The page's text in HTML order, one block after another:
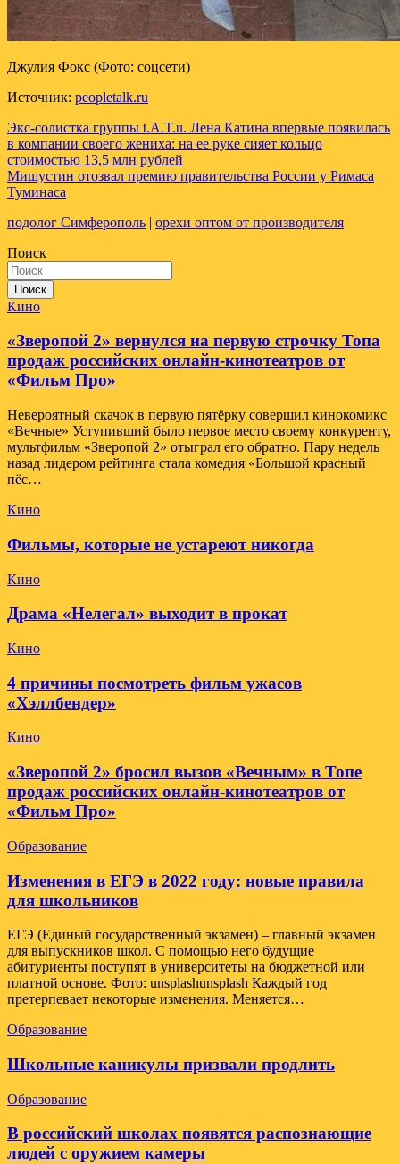
Джулия Фокс (Фото: соцсети)
Источник: peopletalk.ru
Навигация
по
записям
Экс-солистка группы t.А.T.u. Лена Катина впервые появилась
в компании своего жениха: на ее руке сияет кольцо
стоимостью 13,5 млн рублей
Мишустин отозвал премию правительства России у Римаса
Туминаса
подолог Симферополь | орехи оптом от производителя
Поиск
Поиск
Кино
«Зверопой 2» вернулся на первую строчку Топа
продаж российских онлайн-кинотеатров от
«Фильм Про»
Невероятный скачок в первую пятёрку совершил кинокомикс
«Вечные» Уступивший было первое место своему конкуренту,
мультфильм «Зверопой 2» отыграл его обратно. Пару недель
назад лидером рейтинга стала комедия «Большой красный
пёс…
Кино
Фильмы, которые не устареют никогда
Кино
Драма «Нелегал» выходит в прокат
Кино
4 причины посмотреть фильм ужасов
«Хэллбендер»
Кино
«Зверопой 2» бросил вызов «Вечным» в Топе
продаж российских онлайн-кинотеатров от
«Фильм Про»
Образование
Изменения в ЕГЭ в 2022 году: новые правила
для школьников
ЕГЭ (Единый государственный экзамен) – главный экзамен
для выпускников школ. С помощью него будущие
абитуриенты поступят в университеты на бюджетной или
платной основе. Фото: unsplashunsplash Каждый год
претерпевает некоторые изменения. Меняется…
Образование
Школьные каникулы призвали продлить
Образование
В российский школах появятся распознающие
людей с оружием камеры